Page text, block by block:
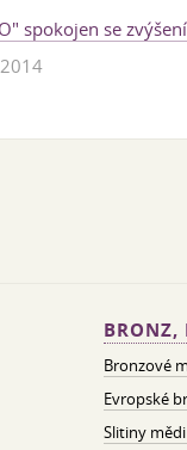
spokojen se
BRONZ,
Bronzové
Evropské
Slitiny